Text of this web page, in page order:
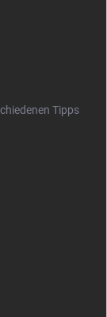
Tipps